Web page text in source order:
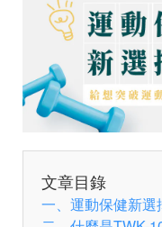
文章目錄
一、運動保健新